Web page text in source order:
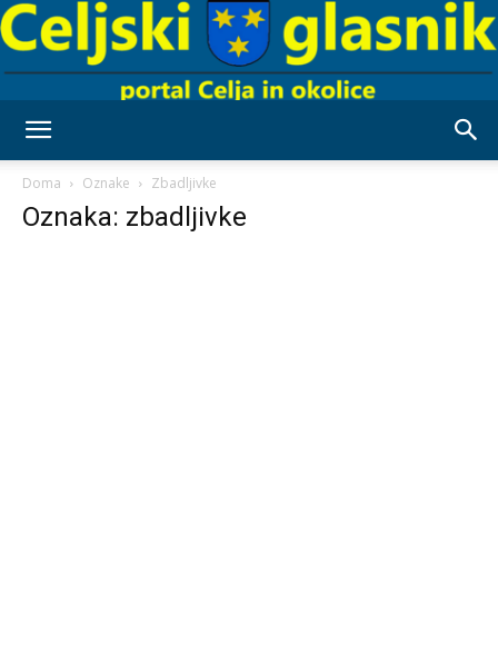
Doma Oznake Zbadljivke
Oznaka: zbadljivke